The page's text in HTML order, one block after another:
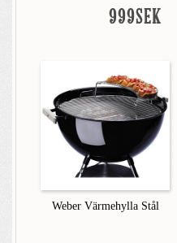
999SEK
Weber Värmehylla Stål